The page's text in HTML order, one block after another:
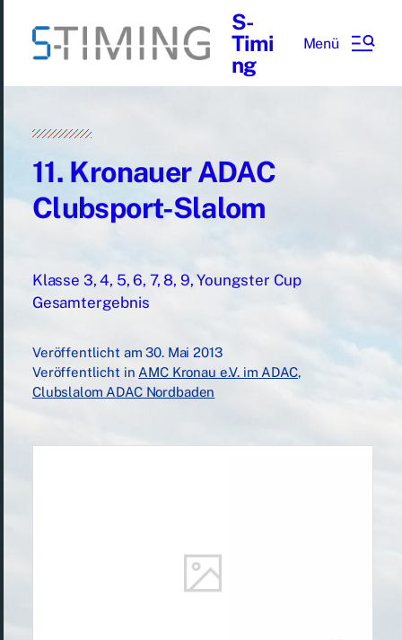
S-
Timi
ng
Menü
11. Kronauer ADAC
Clubsport-Slalom
Klasse 3, 4, 5, 6, 7, 8, 9, Youngster Cup
Gesamtergebnis
Veröffentlicht am30. Mai 2013
Veröffentlicht in AMC Kronau e.V. im ADAC,
Clubslalom ADAC Nordbaden